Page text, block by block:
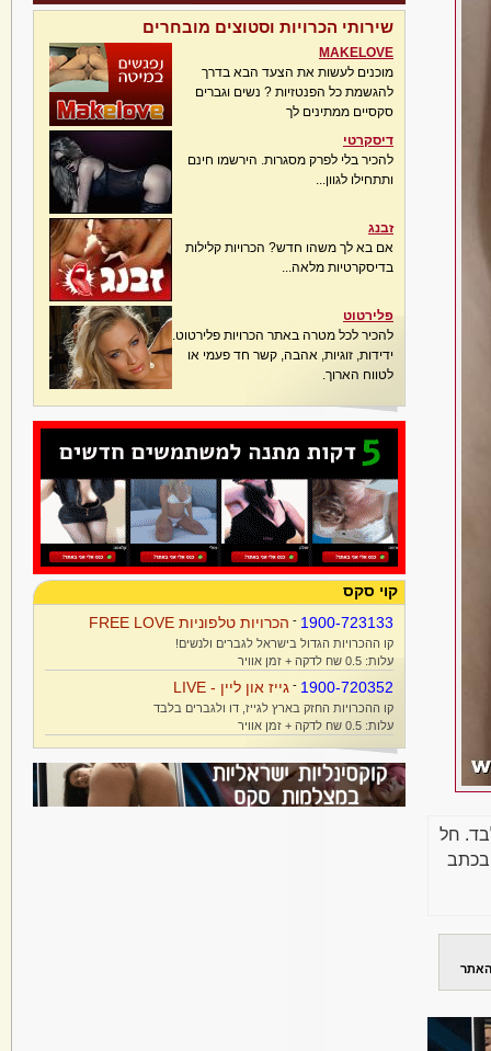
חל
בכתב
האתר
שירותי הכרויות וסטוצים מובחרים
MAKELOVE
מוכנים לעשות את הצעד הבא בדרך
להגשמת כל הפנטזיות ? נשים וגברים
סקסיים ממתינים לך
דיסקרטי
להכיר בלי לפרק מסגרות. הירשמו חינם
ותתחילו לגוון...
זבנג
אם בא לך משהו חדש? הכרויות קלילות
בדיסקרטיות מלאה...
פלירטוט
להכיר לכל מטרה באתר הכרויות פלירטוט.
ידידות, זוגיות, אהבה, קשר חד פעמי או
לטווח הארוך.
קוי סקס
1900-723133
- הכרויות טלפוניות FREE LOVE
קו ההכרויות הגדול בישראל לגברים ולנשים!
עלות: 0.5 שח לדקה + זמן אוויר
1900-720352
- גייז און ליין - LIVE
קו ההכרויות החזק בארץ לגייז, דו ולגברים בלבד
עלות: 0.5 שח לדקה + זמן אוויר